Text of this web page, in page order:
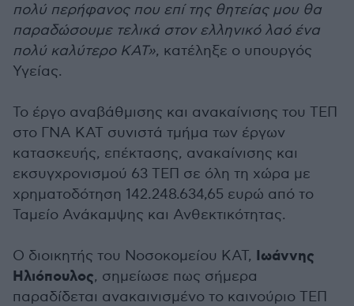
πολύ περήφανος που επί της θητείας μου θα
παραδώσουμε τελικά στον ελληνικό λαό ένα
πολύ καλύτερο ΚΑΤ», κατέληξε ο υπουργός
Υγείας.
Το έργο αναβάθμισης και ανακαίνισης του ΤΕΠ
στο ΓΝΑ ΚΑΤ συνιστά τμήμα των έργων
κατασκευής, επέκτασης, ανακαίνισης και
εκσυγχρονισμού 63 ΤΕΠ σε όλη τη χώρα με
χρηματοδότηση 142.248.634,65 ευρώ από το
Ταμείο Ανάκαμψης και Ανθεκτικότητας.
Ο διοικητής του Νοσοκομείου ΚΑΤ, Ιωάννης
Ηλιόπουλος, σημείωσε πως σήμερα
παραδίδεται ανακαινισμένο το καινούριο ΤΕΠ